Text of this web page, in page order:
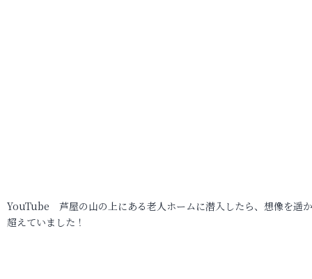
YouTube 芦屋の山の上にある老人ホームに潜入したら、想像を遥
超えていました！